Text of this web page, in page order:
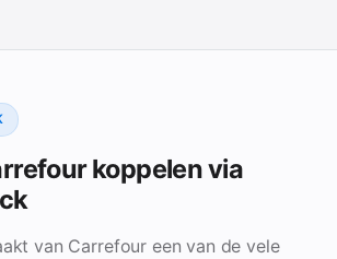
koppelen via
van Carrefour een van de vele